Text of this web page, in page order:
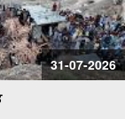
31-07-2026